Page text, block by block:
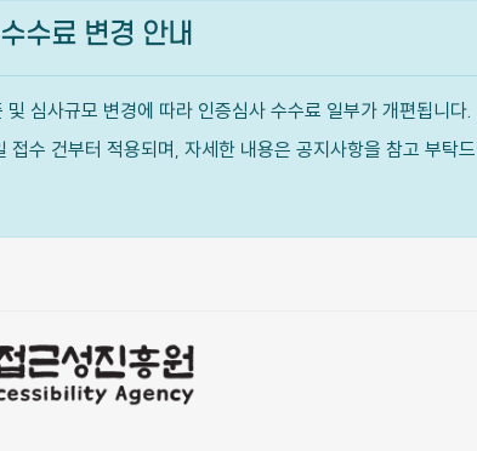
수료 변경 안내
심사규모 변경에 따라 인증심사 수수료 일부가 개편됩니다.
수 건부터 적용되며, 자세한 내용은 공지사항을 참고 부탁